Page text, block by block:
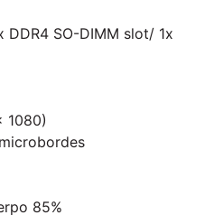
DDR4 SO-DIMM slot/ 1x
1080)
85%